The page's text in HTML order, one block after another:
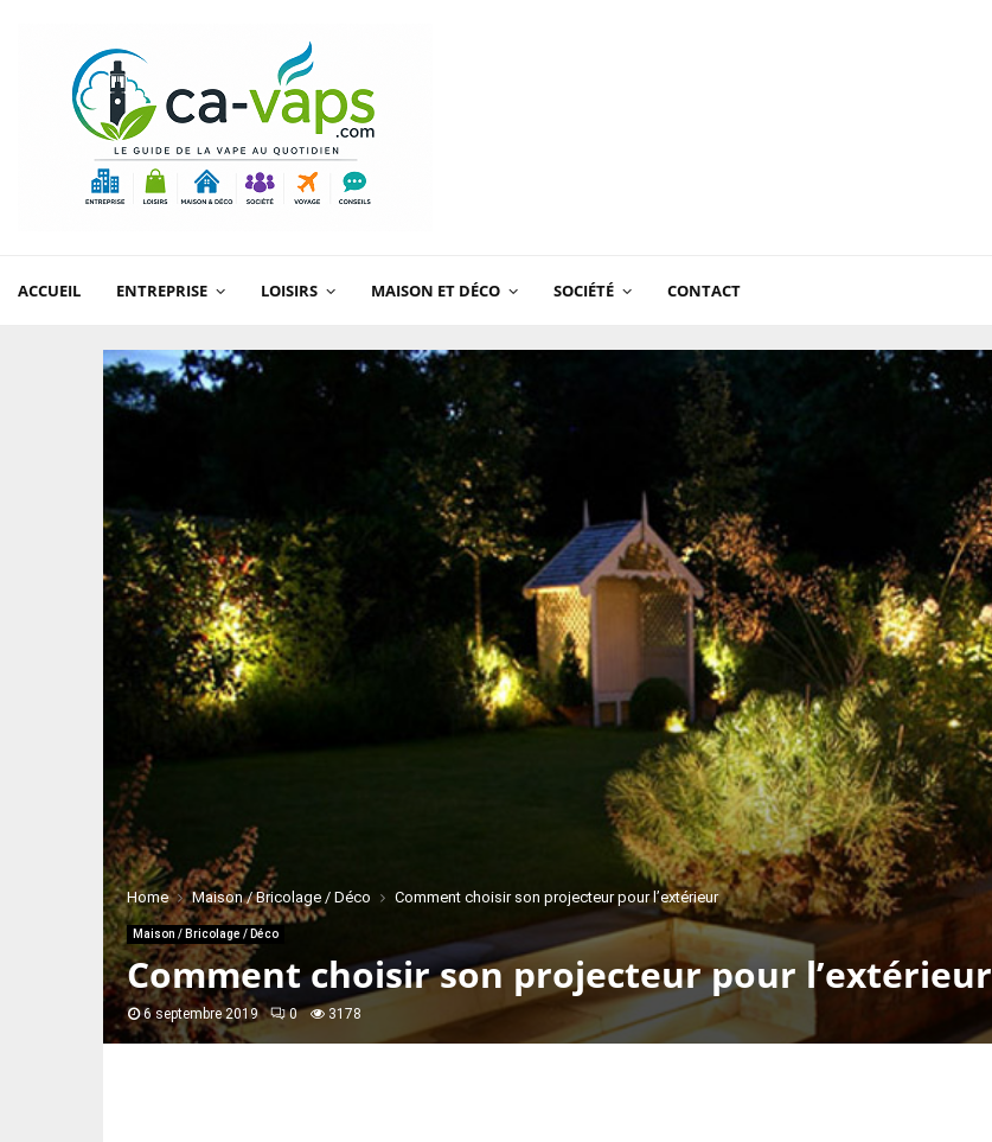
ACCUEIL ENTREPRISE LOISIRS MAISON ET DÉCO SOCIÉTÉ CONTACT
Home Maison / Bricolage / Déco Comment choisir son projecteur pour l’extérieur
Maison / Bricolage / Déco
Comment choisir son projecteur pour l’extérieur
6 septembre 2019 0 3178